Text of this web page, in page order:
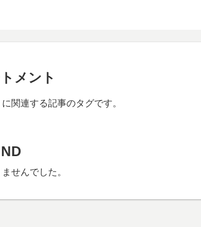
メント
関連する記事のタグです。
せんでした。